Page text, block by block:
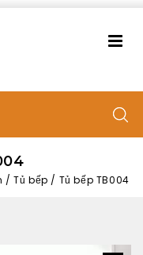
/Tủ bếp / Tủ bếp TB004